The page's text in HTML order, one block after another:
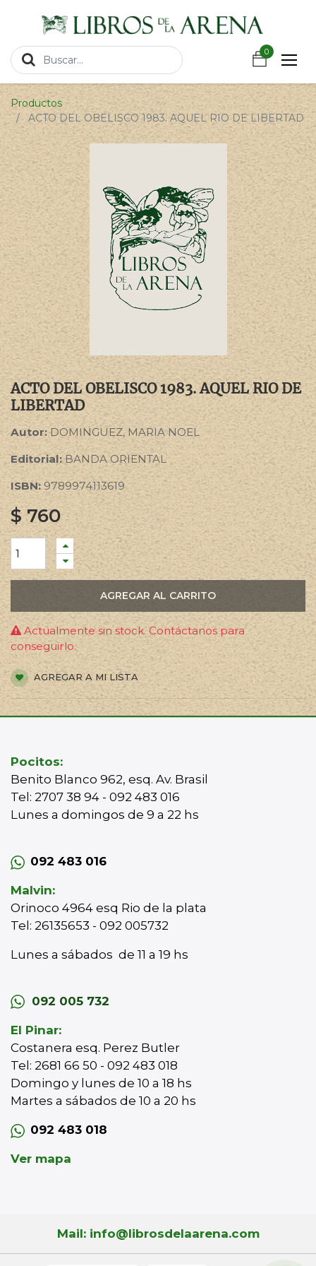
0
0
Productos
ACTO DEL OBELISCO 1983. AQUEL RIO DE LIBERTAD
ACTO DEL OBELISCO 1983. AQUEL RIO DE
LIBERTAD
Autor:DOMINGUEZ, MARIA NOEL
Editorial:BANDA ORIENTAL
ISBN: 9789974113619
$760
AGREGAR AL CARRITO
Actualmente sin stock. Contáctanos para
conseguirlo.
AGREGAR A MI LISTA
Pocitos:
Benito Blanco 962, esq. Av. Brasil
Tel: 2707 38 94 - 092 483 016
Lunes a domingos de 9 a 22 hs
092 483 016
Malvin:
Orinoco 4964 esq Rio de la plata
Tel: 26135653 - 092 005732
Lunes a sábados de 11 a 19 hs
092 005 732
El Pinar:
Costanera esq. Perez Butler
Tel: 2681 66 50 - 092 483 018
Domingo y lunes de 10 a 18 hs
Martes a sábados de 10 a 20 hs
092 483 018
Ver mapa
Mail: info@librosdelaarena.com